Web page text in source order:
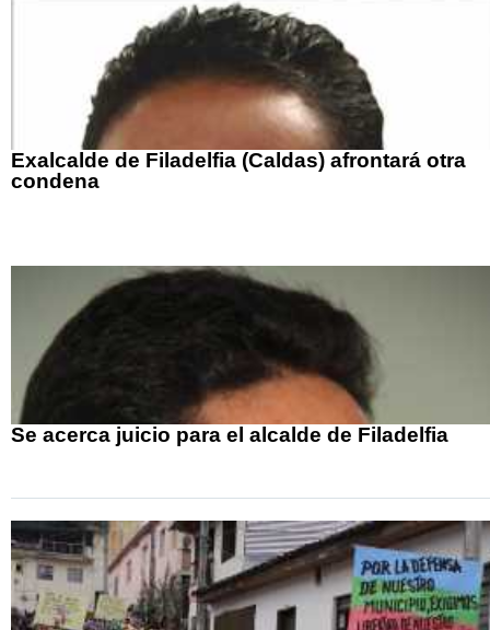
Exalcalde de Filadelfia (Caldas) afrontará otra
condena
Se acerca juicio para el alcalde de Filadelfia